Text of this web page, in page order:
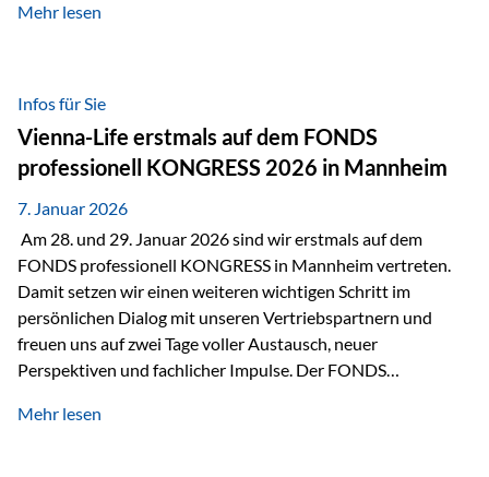
werden häufig kritisch betrachtet. Sie gelten als teurer,
Beide Ansätze haben ihre Berechtigung und ihre Stärken
entfalten sie oft gerade in Kombination. ETFs: Effizient, breit
gestreut und klar strukturiert…
Mehr lesen
Infos für Sie
Vienna-Life erstmals auf dem FONDS
professionell KONGRESS 2026 in Mannheim
7. Januar 2026
Am 28. und 29. Januar 2026 sind wir erstmals auf dem
FONDS professionell KONGRESS in Mannheim vertreten.
Damit setzen wir einen weiteren wichtigen Schritt im
persönlichen Dialog mit unseren Vertriebspartnern und
freuen uns auf zwei Tage voller Austausch, neuer
Perspektiven und fachlicher Impulse. Der FONDS
Branchentreffen für Finanz- und Versicherungsprofis im
Mehr lesen